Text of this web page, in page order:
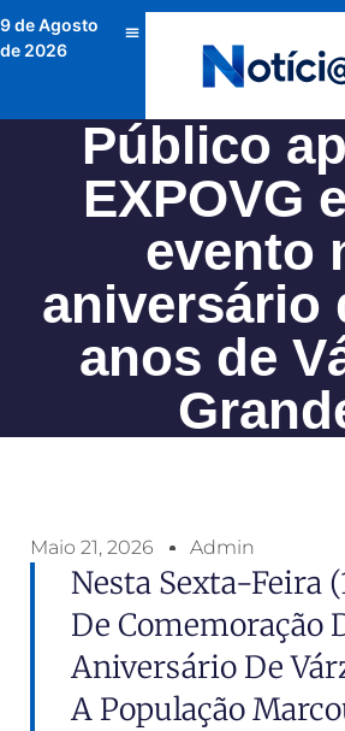
9 de Agosto
de 2026
Público
EXPOVG
evento
aniversário
anos de
Maio 21, 2026 Admin
Nesta Sexta-Feira
De Comemoração
Aniversário De
A População